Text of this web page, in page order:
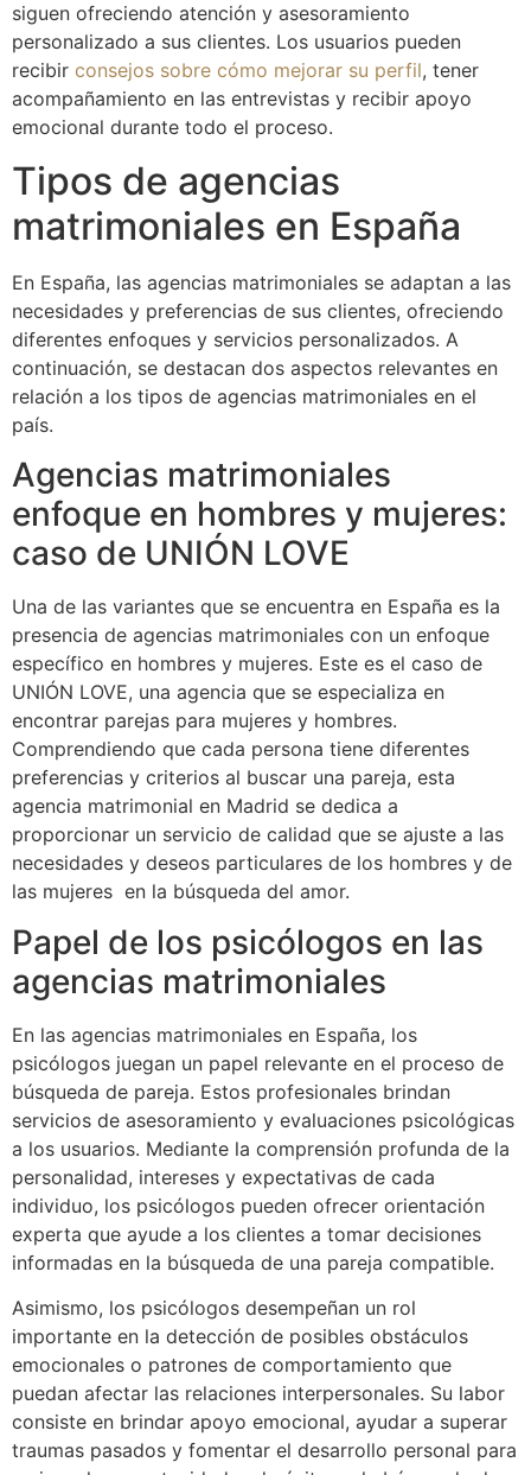
siguen ofreciendo atención y asesoramiento
personalizado a sus clientes. Los usuarios pueden
recibir consejos sobre cómo mejorar su perfil, tener
acompañamiento en las entrevistas y recibir apoyo
emocional durante todo el proceso.
Tipos de agencias
matrimoniales en España
En España, las agencias matrimoniales se adaptan a las
necesidades y preferencias de sus clientes, ofreciendo
diferentes enfoques y servicios personalizados. A
continuación, se destacan dos aspectos relevantes en
relación a los tipos de agencias matrimoniales en el
país.
Agencias matrimoniales
enfoque en hombres y mujeres:
caso de UNIÓN LOVE
Una de las variantes que se encuentra en España es la
presencia de agencias matrimoniales con un enfoque
específico en hombres y mujeres. Este es el caso de
UNIÓN LOVE, una agencia que se especializa en
encontrar parejas para mujeres y hombres.
Comprendiendo que cada persona tiene diferentes
preferencias y criterios al buscar una pareja, esta
agencia matrimonial en Madrid se dedica a
proporcionar un servicio de calidad que se ajuste a las
necesidades y deseos particulares de los hombres y de
las mujeres en la búsqueda del amor.
Papel de los psicólogos en las
agencias matrimoniales
En las agencias matrimoniales en España, los
psicólogos juegan un papel relevante en el proceso de
búsqueda de pareja. Estos profesionales brindan
servicios de asesoramiento y evaluaciones psicológicas
a los usuarios. Mediante la comprensión profunda de la
personalidad, intereses y expectativas de cada
individuo, los psicólogos pueden ofrecer orientación
experta que ayude a los clientes a tomar decisiones
informadas en la búsqueda de una pareja compatible.
Asimismo, los psicólogos desempeñan un rol
importante en la detección de posibles obstáculos
emocionales o patrones de comportamiento que
puedan afectar las relaciones interpersonales. Su labor
consiste en brindar apoyo emocional, ayudar a superar
traumas pasados y fomentar el desarrollo personal para